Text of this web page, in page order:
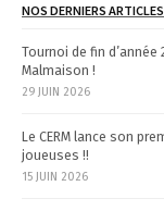
t
i
o
n
NOS DERNIERS ARTICLES
Tournoi de fin
Malmaison !
29 JUIN 2026
Le CERM lance son
joueuses !!
15 JUIN 2026